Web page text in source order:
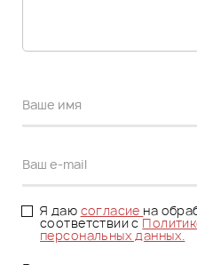
Я даю согласие на
соответствии с
персональных данных.